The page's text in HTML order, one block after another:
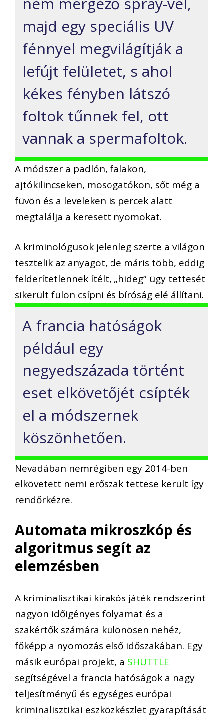
majd egy speciális UV
fénnyel megvilágítják a
lefújt felületet, s ahol
kékes fényben látszó
foltok tűnnek fel, ott
vannak a spermafoltok.
A módszer a padlón, falakon,
ajtókilincseken, mosogatókon, sőt még a
füvön és a leveleken is percek alatt
megtalálja a keresett nyomokat.
A kriminológusok jelenleg szerte a világon
tesztelik az anyagot, de máris több, eddig
felderítetlennek ítélt, „hideg” ügy tettesét
sikerült fülön csípni és bíróság elé állítani.
A francia hatóságok
például egy
negyedszázada történt
eset elkövetőjét csípték
el a módszernek
köszönhetően.
Nevadában nemrégiben egy 2014-ben
elkövetett nemi erőszak tettese került így
rendőrkézre.
Automata mikroszkóp és
algoritmus segít az
elemzésben
A kriminalisztikai kirakós játék rendszerint
nagyon időigényes folyamat és a
szakértők számára különösen nehéz,
főképp a nyomozás első időszakában. Egy
másik európai projekt, a SHUTTLE
segítségével a francia hatóságok a nagy
teljesítményű és egységes európai
kriminalisztikai eszközkészlet gyarapítását